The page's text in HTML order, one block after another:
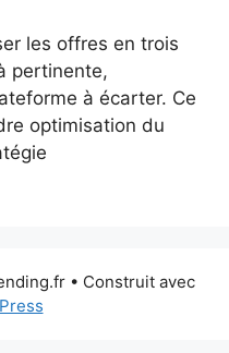
les offres en trois
pertinente,
à écarter. Ce
optimisation du
• Construit avec